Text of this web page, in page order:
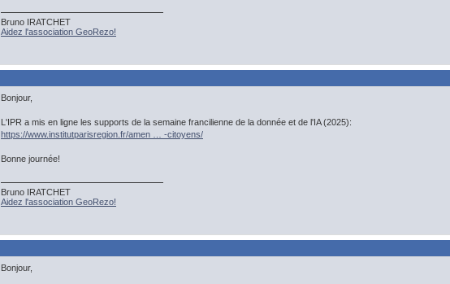
Bruno IRATCHET
Aidez l'association GeoRezo!
Bonjour,
L'IPR a mis en ligne les supports de la semaine francilienne de la donnée et de l'IA (2025):
https://www.institutparisregion.fr/amen … -citoyens/
Bonne journée!
Bruno IRATCHET
Aidez l'association GeoRezo!
Bonjour,